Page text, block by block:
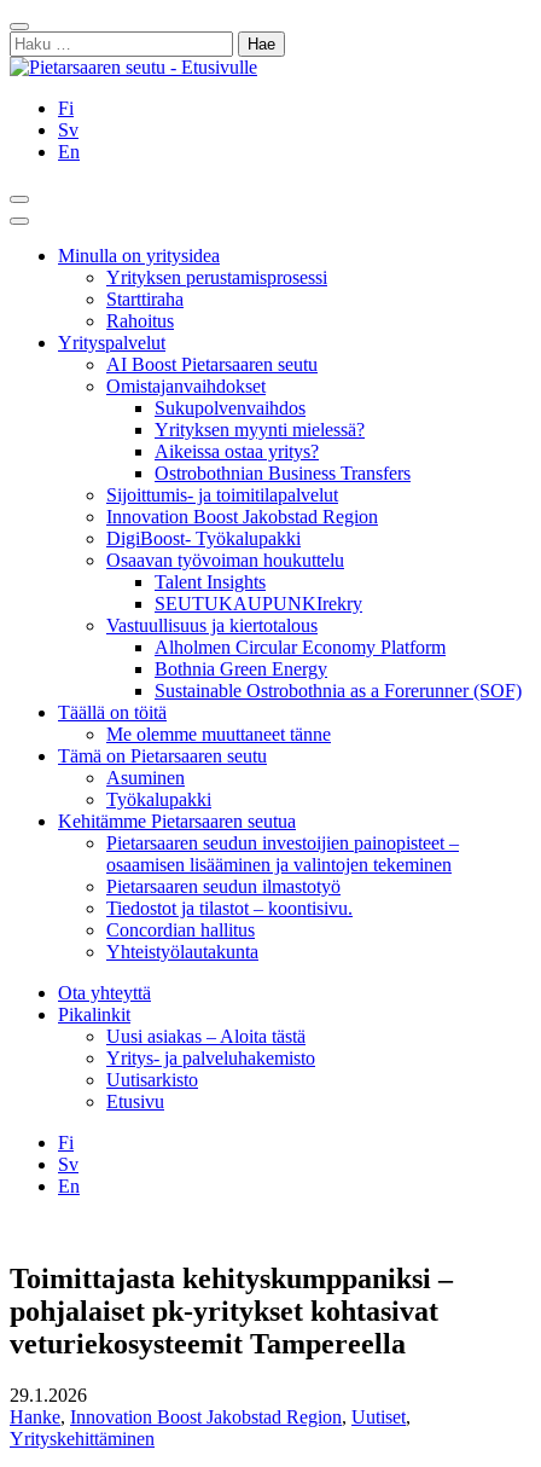
Siirry
sisältöön
Sulje
Haku:
Fi
Sv
En
Hae
Päävalikko
Minulla on yritysidea
Yrityksen perustamisprosessi
Starttiraha
Rahoitus
Yrityspalvelut
AI Boost Pietarsaaren seutu
Omistajanvaihdokset
Sukupolvenvaihdos
Yrityksen myynti mielessä?
Aikeissa ostaa yritys?
Ostrobothnian Business Transfers
Sijoittumis- ja toimitilapalvelut
Innovation Boost Jakobstad Region
DigiBoost- Työkalupakki
Osaavan työvoiman houkuttelu
Talent Insights
SEUTUKAUPUNKIrekry
Vastuullisuus ja kiertotalous
Alholmen Circular Economy Platform
Bothnia Green Energy
Sustainable Ostrobothnia as a Forerunner (SOF)
Täällä on töitä
Me olemme muuttaneet tänne
Tämä on Pietarsaaren seutu
Asuminen
Työkalupakki
Kehitämme Pietarsaaren seutua
Pietarsaaren seudun investoijien painopisteet –
osaamisen lisääminen ja valintojen tekeminen
Pietarsaaren seudun ilmastotyö
Tiedostot ja tilastot – koontisivu.
Concordian hallitus
Yhteistyölautakunta
Ota yhteyttä
Pikalinkit
Uusi asiakas – Aloita tästä
Yritys- ja palveluhakemisto
Uutisarkisto
Etusivu
Fi
Sv
En
Toimittajasta kehityskumppaniksi –
pohjalaiset pk-yritykset kohtasivat
veturiekosysteemit Tampereella
29.1.2026
Hanke, Innovation Boost Jakobstad Region, Uutiset,
Yrityskehittäminen